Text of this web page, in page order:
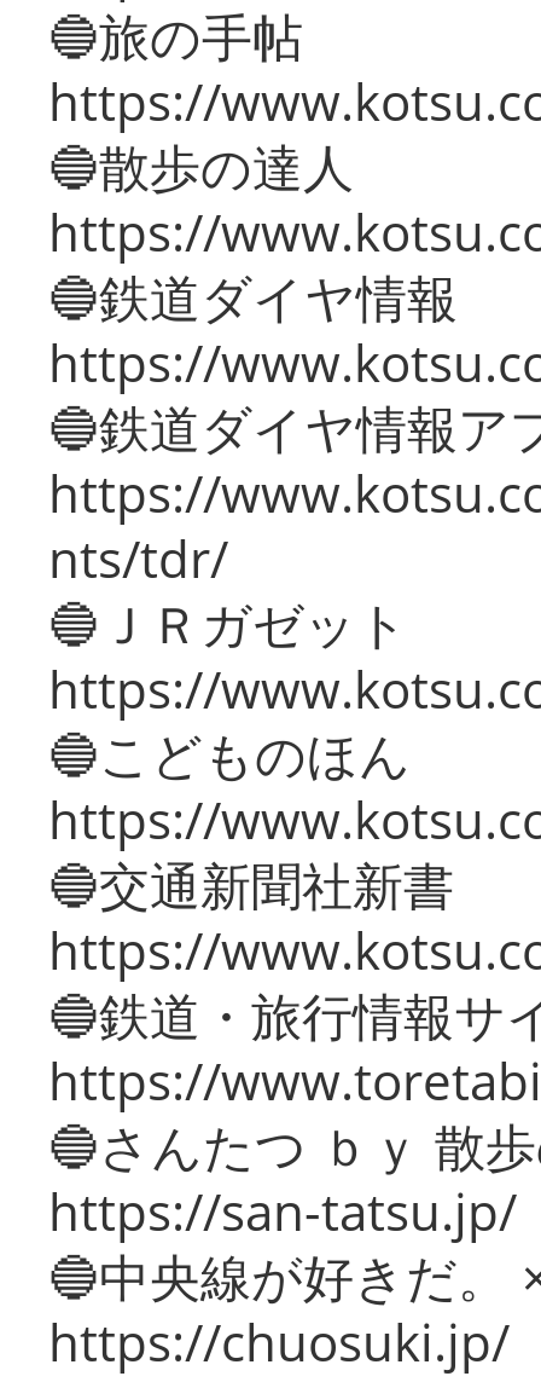
🔵旅の手帖
https://
🔵散歩の達人
https://
🔵鉄道ダイヤ情報
https://
🔵鉄道ダイヤ情報ア
https://
nts/tdr/
🔵ＪＲガゼット
https://
🔵こどものほん
https://
🔵交通新聞社新書
https://
🔵鉄道・旅行情報サ
https://
🔵さんたつ ｂｙ 散
https://san-tatsu.jp/
🔵中央線が好きだ。
https://chuosuki.jp/